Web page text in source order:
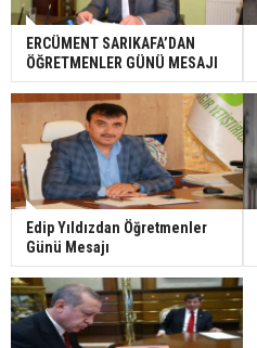
ERCÜMENT SARIKAFA’DAN
ÖĞRETMENLER GÜNÜ MESAJI
Edip Yıldızdan Öğretmenler
Günü Mesajı